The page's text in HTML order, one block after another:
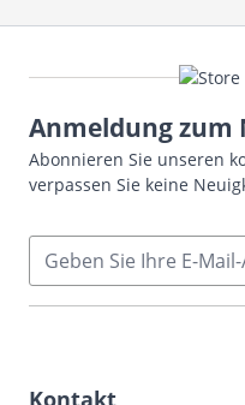
Anmeldung zum
Abonnieren Sie unseren
verpassen Sie keine
Kontakt